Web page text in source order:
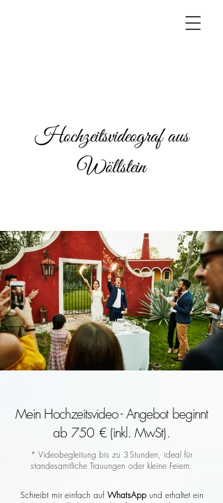
Hochzeitsvideograf aus
Wöllstein
Mein Hochzeitsvideo - Angebot beginnt
ab 750 € (inkl. MwSt).
* Videobegleitung bis zu 3 Stunden, ideal für
standesamtliche Trauungen oder kleine Feiern.
Schreibt mir einfach auf WhatsAppund erhaltet ein